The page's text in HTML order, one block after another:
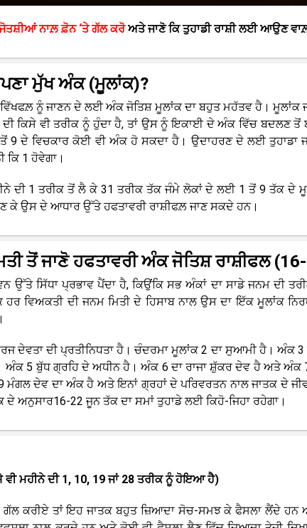
ਨਾਲ਼ ਫ਼ੋਨ ‘ਤੇ ਗੱਲ ਕਰੋਅਤੇ ਜਾਣੋ ਕਿ ਤੁਹਾਡੀ ਰਾਸ਼ੀ ਲਈ ਆਉਣ
ਮੁੱਖ ਅੰਕ (ਮੂਲਾਂਕ)?
ਨੂੰ ਜਾਣਨ ਦੇ ਲਈ ਅੰਕ ਜੋਤਿਸ਼ ਮੂਲਾਂਕ ਦਾ ਬਹੁਤ ਮਹੱਤਵ ਹੈ।
ਦੀ ਕਿਸੇ ਵੀ ਤਰੀਕ ਨੂੰ ਹੁੰਦਾ ਹੈ, ਤਾਂ ਉਸ ਨੂੰ ਇਕਾਈ ਦੇ ਅੰਕ ਵਿੱਚ ਬਦਲਣ
9 ਦੇ ਵਿਚਕਾਰ ਕੋਈ ਵੀ ਅੰਕ ਹੋ ਸਕਦਾ ਹੈ। ਉਦਾਹਰਣ ਦੇ ਲਈ ਤੁਹਾਡਾ
ਕਿ 1 ਹੋਵੇਗਾ।
ਦੀ 1 ਤਰੀਕ ਤੋਂ ਲੈ ਕੇ 31 ਤਰੀਕ ਤੱਕ ਜੰਮੇ ਲੋਕਾਂ ਦੇ ਲਈ 1 ਤੋਂ 9 ਤੱਕ ਦੇ
ਕੇ ਉਸ ਦੇ ਆਧਾਰ ਉੱਤੇ ਹਫਤਾਵਰੀ ਰਾਸ਼ੀਫਲ਼ ਜਾਣ ਸਕਦੇ ਹਨ।
ਤੋਂ ਜਾਣੋ ਹਫਤਾਵਰੀ ਅੰਕ ਜੋਤਿਸ਼ ਰਾਸ਼ੀਫਲ
ਉੱਤੇ ਸਿੱਧਾ ਪ੍ਰਭਾਵ ਪੈਂਦਾ ਹੈ, ਕਿਉਂਕਿ ਸਭ ਅੰਕਾਂ ਦਾ ਸਾਡੇ ਜਨਮ ਦੀ
ਵਿਅਕਤੀ ਦੀ ਜਨਮ ਮਿਤੀ ਦੇ ਹਿਸਾਬ ਨਾਲ ਉਸ ਦਾ ਇੱਕ ਮੂਲਾਂਕ
ਦੇਵਤਾ ਦੀ ਪ੍ਰਤੀਨਿਧਤਾ ਹੈ। ਚੰਦਰਮਾ ਮੂਲਾਂਕ 2 ਦਾ ਸੁਆਮੀ ਹੈ। ਅੰਕ
ਅੰਕ 5 ਬੁੱਧ ਗ੍ਰਹਿ ਦੇ ਅਧੀਨ ਹੈ। ਅੰਕ 6 ਦਾ ਰਾਜਾ ਸ਼ੁੱਕਰ ਦੇਵ ਹੈ ਅਤੇ
ਦੇਵ ਦਾ ਅੰਕ ਹੈ ਅਤੇ ਇਨਾਂ ਗ੍ਰਹਾਂ ਦੇ ਪਰਿਵਰਤਨ ਨਾਲ ਜਾਤਕ ਦੇ
ਦੇ ਅਨੁਸਾਰ16-22 ਜੂਨ ਤੱਕ ਦਾ ਸਮਾਂ ਤੁਹਾਡੇ ਲਈ ਕਿਹੋ-ਜਿਹਾ ਰਹੇਗਾ।
ਵੀ ਮਹੀਨੇ ਦੀ 1, 10, 19 ਜਾਂ 28 ਤਰੀਕ ਨੂੰ ਹੋਇਆ ਹੈ)
ਗੱਲ ਕਰੀਏ ਤਾਂ ਇਹ ਜਾਤਕ ਬਹੁਤ ਜ਼ਿਆਦਾ ਸੋਚ-ਸਮਝ ਕੇ ਫੈਸਲਾ ਲੈਂਦੇ